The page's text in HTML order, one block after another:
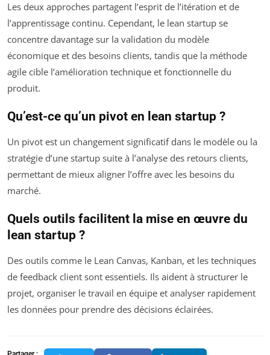
Les deux approches partagent l’esprit de l’itération et de
l’apprentissage continu. Cependant, le lean startup se
concentre davantage sur la validation du modèle
économique et des besoins clients, tandis que la méthode
agile cible l’amélioration technique et fonctionnelle du
produit.
Qu’est-ce qu’un pivot en lean startup ?
Un pivot est un changement significatif dans le modèle ou la
stratégie d’une startup suite à l’analyse des retours clients,
permettant de mieux aligner l’offre avec les besoins du
marché.
Quels outils facilitent la mise en œuvre du
lean startup ?
Des outils comme le Lean Canvas, Kanban, et les techniques
de feedback client sont essentiels. Ils aident à structurer le
projet, organiser le travail en équipe et analyser rapidement
les données pour prendre des décisions éclairées.